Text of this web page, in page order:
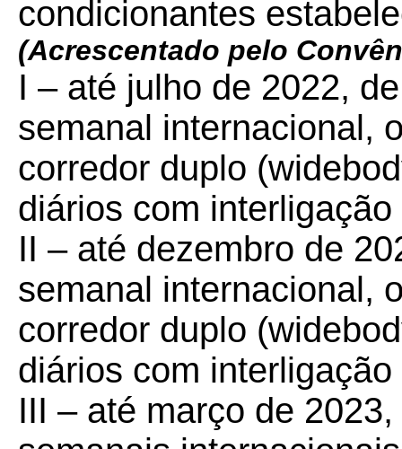
condicionantes
(Acrescentado pelo
I – até julho de 2022,
semanal internacional,
corredor duplo
diários com
II – até dezembro de
semanal internacional,
corredor duplo
diários com
III – até março de